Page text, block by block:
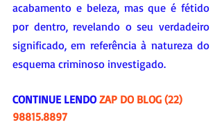
acabamento e beleza, mas que é fétido
por dentro, revelando o seu verdadeiro
significado, em referência à natureza do
esquema criminoso investigado.
CONTINUE LENDO ZAP DO BLOG (22)
98815.8897